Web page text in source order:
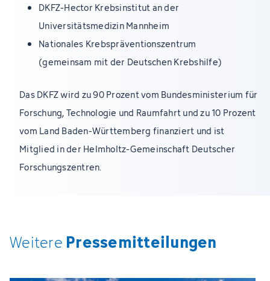
DKFZ-Hector Krebsinstitut an der
Universitätsmedizin Mannheim
Nationales Krebspräventionszentrum
(gemeinsam mit der Deutschen Krebshilfe)
Das DKFZ wird zu 90 Prozent vom Bundesministerium für
Forschung, Technologie und Raumfahrt und zu 10 Prozent
vom Land Baden-Württemberg finanziert und ist
Mitglied in der Helmholtz-Gemeinschaft Deutscher
Forschungszentren.
Weitere Pressemitteilungen